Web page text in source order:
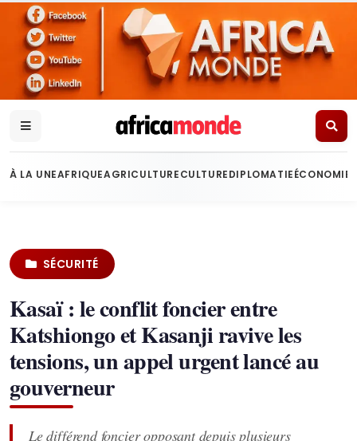
À LA UNEAFRIQUEAGRICULTURECULTUREDIPLOMATIEÉCONOMIE
SÉCURITÉ
Kasaï : le conflit foncier entre
Katshiongo et Kasanji ravive les
tensions, un appel urgent lancé au
gouverneur
Le différend foncier opposant depuis plusieurs